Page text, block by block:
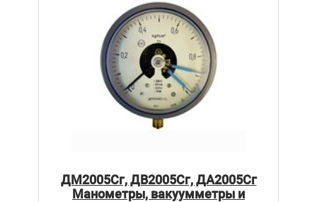
ДМ2005Сг, ДВ2005Сг, ДА2005Сг
Манометры, вакуумметры и